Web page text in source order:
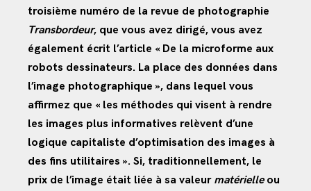
troisième numéro de la revue de photographie
Transbordeur, que vous avez dirigé, vous avez
également écrit l’article « De la microforme aux
robots dessinateurs. La place des données dans
l’image photographique », dans lequel vous
affirmez que « les méthodes qui visent à rendre
les images plus informatives relèvent d’une
logique capitaliste d’optimisation des images à
des fins utilitaires ». Si, traditionnellement, le
prix de l’image était liée à sa valeur matérielleou